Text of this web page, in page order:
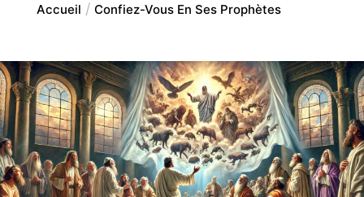
Accueil Confiez-Vous En Ses Prophètes